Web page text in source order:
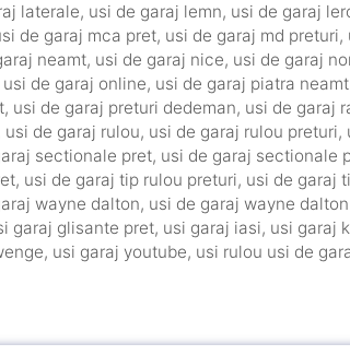
laterale, usi de garaj lemn, usi de garaj
de garaj mca pret, usi de garaj md preturi,
neamt, usi de garaj nice, usi de garaj
usi de garaj online, usi de garaj piatra neamt
, usi de garaj preturi dedeman, usi de garaj
usi de garaj rulou, usi de garaj rulou preturi,
sectionale pret, usi de garaj sectionale
, usi de garaj tip rulou preturi, usi de garaj
wayne dalton, usi de garaj wayne
garaj glisante pret, usi garaj iasi, usi garaj
, usi garaj youtube, usi rulou usi de